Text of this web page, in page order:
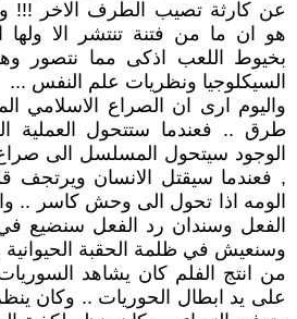
عن كارثة تصيب الطرف الاخر !!!
هو ان ما من فتنة تنتشر الا
بخيوط اللعب اذكى مما نتصور
السيكلوجيا ونظريات علم النفس ...
واليوم ارى ان الصراع الاسلامي
طرق .. فعندما ستتحول العملية
الوجود سيتحول المسلسل الى صراع
, فعندما سيقتل الانسان ويرتجف
الومه اذا تحول الى وحش كاسر ..
الفعل وسندان رد الفعل سنضيع في
وسنعيش في ظلمة الحقبة الحيوانية
من انتج الفلم كان يشاهد
على يد ابطال الحوريات .. وكان